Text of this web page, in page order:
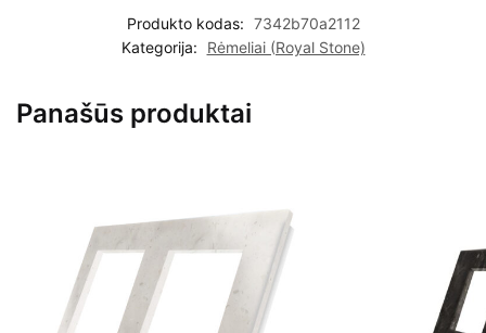
Produkto kodas: 7342b70a2112
Kategorija:
Rėmeliai (Royal Stone)
Panašūs produktai